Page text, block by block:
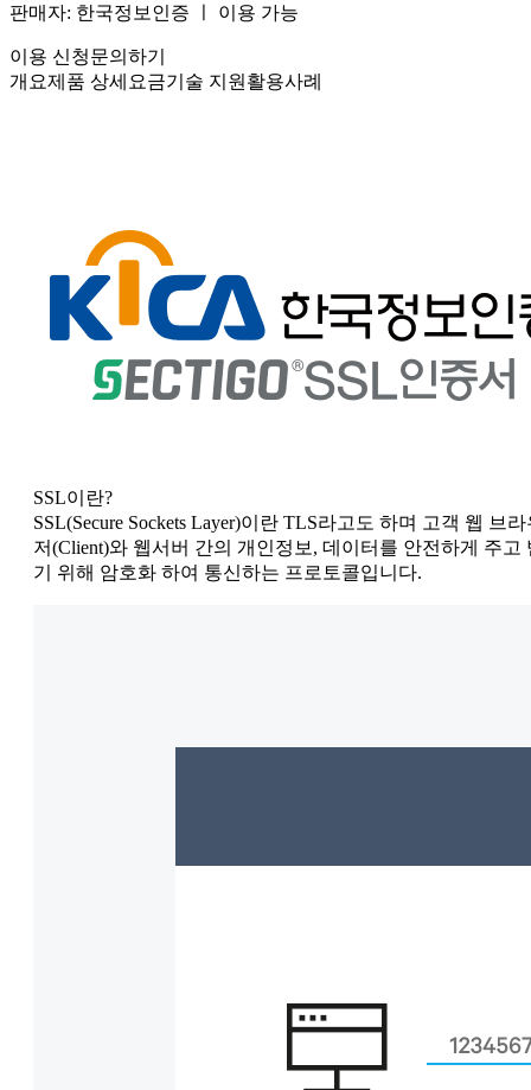
판매자: 한국정보인증 이용 가능
이용 신청문의하기
개요제품 상세 요금기술 지원 활용사례
SSL이란?
SSL(Secure Sockets Layer)이란 TLS라고도 하며 고객 웹 브라
저(Client)와 웹서버 간의 개인정보, 데이터를 안전하게 주고
기 위해 암호화 하여 통신하는 프로토콜입니다.